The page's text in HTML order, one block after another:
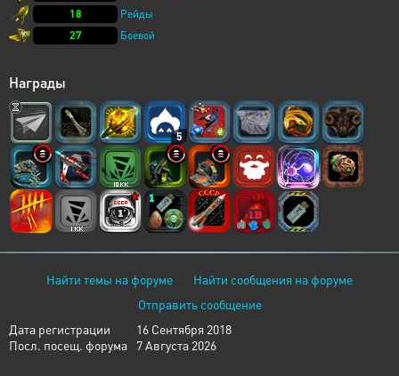
18
Рейды
27
Боевой
Награды
5
Найти темы на форуме
Найти сообщения на форуме
Отправить сообщение
Дата регистрации
16 Сентября 2018
Посл. посещ. форума
7 Августа 2026